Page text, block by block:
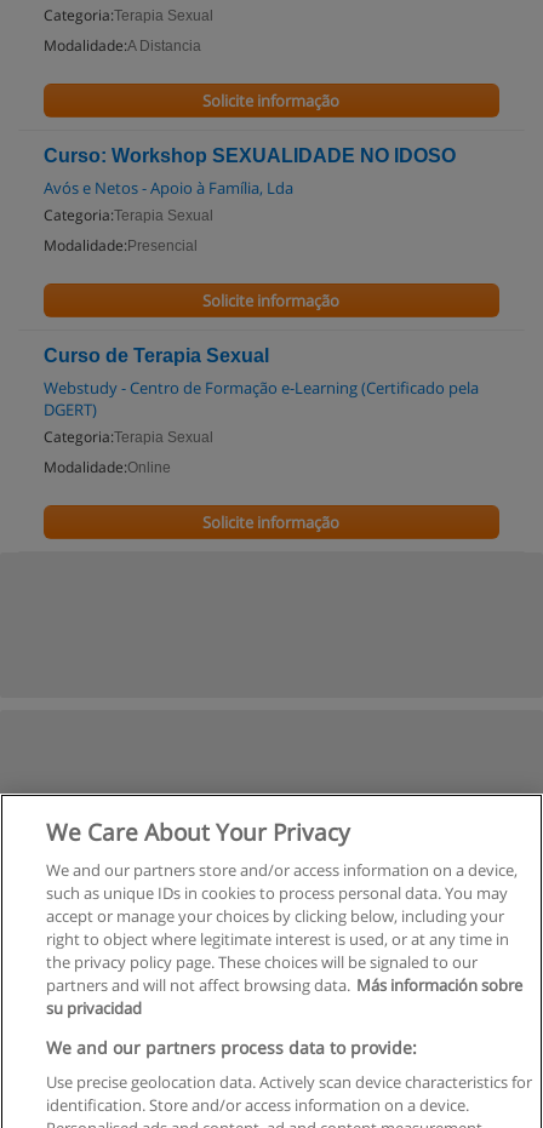
Categoria:Terapia Sexual
Modalidade:A Distancia
Solicite informação
Curso: Workshop SEXUALIDADE NO IDOSO
Avós e Netos - Apoio à Família, Lda
Categoria:Terapia Sexual
Modalidade: Presencial
Solicite informação
Curso de Terapia Sexual
Webstudy - Centro de Formação e-Learning (Certificado pela
DGERT)
Categoria:Terapia Sexual
Modalidade:Online
Solicite informação
Regras de uso
We Care About Your Privacy
We and our partners store and/or access information on a device,
such as unique IDs in cookies to process personal data. You may
accept or manage your choices by clicking below, including your
right to object where legitimate interest is used, or at any time in
the privacy policy page. These choices will be signaled to our
partners and will not affect browsing data. Más información sobre
su privacidad
We and our partners process data to provide:
Use precise geolocation data. Actively scan device characteristics for
identification. Store and/or access information on a device.